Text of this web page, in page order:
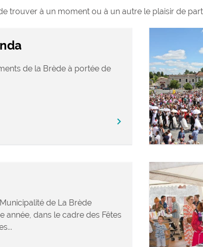
trouver à un moment ou à un autre le plaisir de
de la Brède à portée de
chevron_right
de La Brède
année, dans le cadre des Fêtes